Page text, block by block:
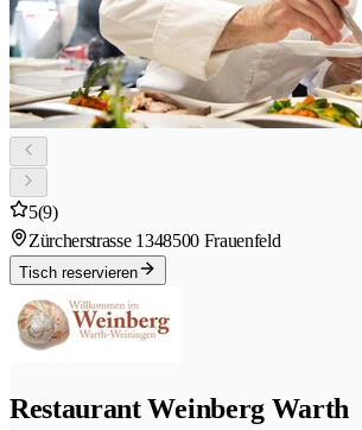
5(9)
Zürcherstrasse 1348500 Frauenfeld
Tisch reservieren
Restaurant Weinberg Warth